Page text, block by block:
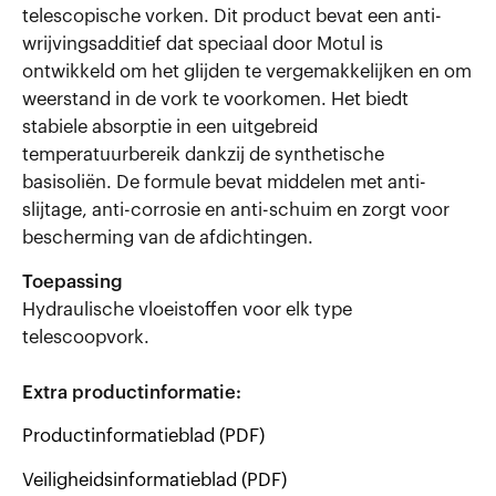
telescopische vorken. Dit product bevat een anti-
wrijvingsadditief dat speciaal door Motul is
ontwikkeld om het glijden te vergemakkelijken en om
weerstand in de vork te voorkomen. Het biedt
stabiele absorptie in een uitgebreid
temperatuurbereik dankzij de synthetische
basisoliën. De formule bevat middelen met anti-
slijtage, anti-corrosie en anti-schuim en zorgt voor
bescherming van de afdichtingen.
Toepassing
Hydraulische vloeistoffen voor elk type
telescoopvork.
Extra productinformatie:
Productinformatieblad (PDF)
Veiligheidsinformatieblad (PDF)